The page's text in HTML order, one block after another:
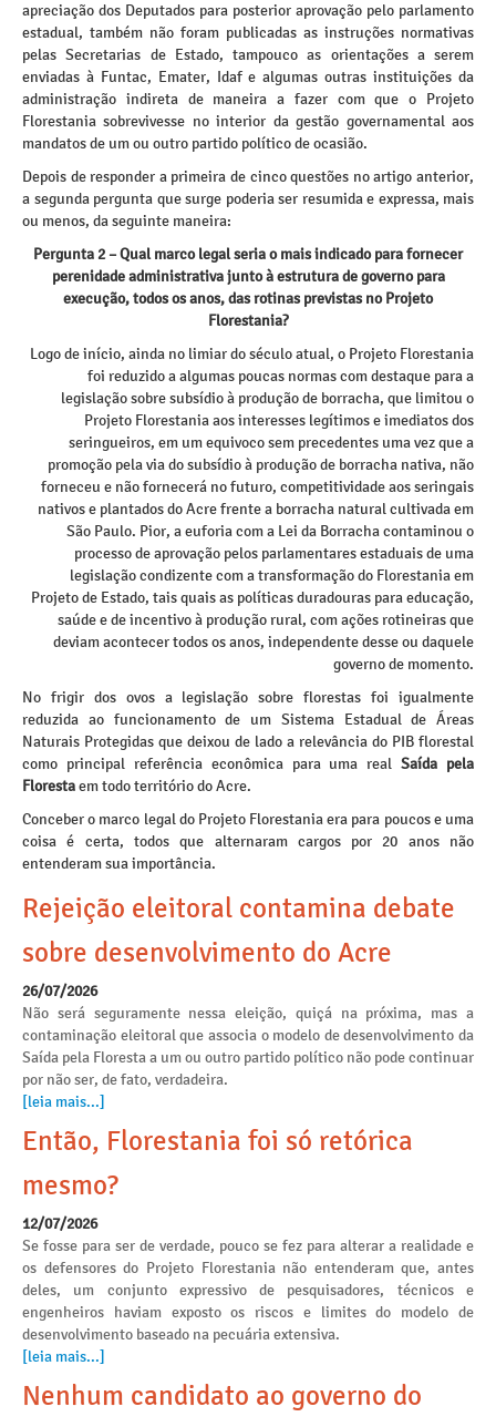
apreciação dos Deputados para posterior aprovação pelo parlamento
estadual, também não foram publicadas as instruções normativas
pelas Secretarias de Estado, tampouco as orientações a serem
enviadas à Funtac, Emater, Idaf e algumas outras instituições da
administração indireta de maneira a fazer com que o Projeto
Florestania sobrevivesse no interior da gestão governamental aos
mandatos de um ou outro partido político de ocasião.
Depois de responder a primeira de cinco questões no artigo anterior,
a segunda pergunta que surge poderia ser resumida e expressa, mais
ou menos, da seguinte maneira:
Pergunta 2 – Qual marco legal seria o mais indicado para fornecer
perenidade administrativa junto à estrutura de governo para
execução, todos os anos, das rotinas previstas no Projeto
Florestania?
Logo de início, ainda no limiar do século atual, o Projeto Florestania
foi reduzido a algumas poucas normas com destaque para a
legislação sobre subsídio à produção de borracha, que limitou o
Projeto Florestania aos interesses legítimos e imediatos dos
seringueiros, em um equivoco sem precedentes uma vez que a
promoção pela via do subsídio à produção de borracha nativa, não
forneceu e não fornecerá no futuro, competitividade aos seringais
nativos e plantados do Acre frente a borracha natural cultivada em
São Paulo. Pior, a euforia com a Lei da Borracha contaminou o
processo de aprovação pelos parlamentares estaduais de uma
legislação condizente com a transformação do Florestania em
Projeto de Estado, tais quais as políticas duradouras para educação,
saúde e de incentivo à produção rural, com ações rotineiras que
deviam acontecer todos os anos, independente desse ou daquele
governo de momento.
No frigir dos ovos a legislação sobre florestas foi igualmente
reduzida ao funcionamento de um Sistema Estadual de Áreas
Naturais Protegidas que deixou de lado a relevância do PIB florestal
como principal referência econômica para uma realSaída pela
Florestaem todo território do Acre.
Conceber o marco legal do Projeto Florestania era para poucos e uma
coisa é certa, todos que alternaram cargos por 20 anos não
entenderam sua importância.
Rejeição eleitoral contamina debate
sobre desenvolvimento do Acre
26/07/2026
Não será seguramente nessa eleição, quiçá na próxima, mas a
contaminação eleitoral que associa o modelo de desenvolvimento da
Saída pela Floresta a um ou outro partido político não pode continuar
por não ser, de fato, verdadeira.
[leia mais...]
Então, Florestania foi só retórica
mesmo?
12/07/2026
Se fosse para ser de verdade, pouco se fez para alterar a realidade e
os defensores do Projeto Florestania não entenderam que, antes
deles, um conjunto expressivo de pesquisadores, técnicos e
engenheiros haviam exposto os riscos e limites do modelo de
desenvolvimento baseado na pecuária extensiva.
[leia mais...]
Nenhum candidato ao governo do